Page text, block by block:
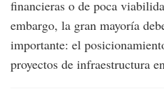
financieras o de poca
embargo, la gran mayoría
importante: el
proyectos de infraestructura